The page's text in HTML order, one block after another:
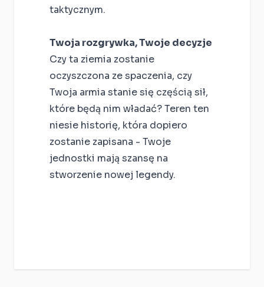
taktycznym.
Twoja rozgrywka, Twoje decyzje
Czy ta ziemia zostanie
oczyszczona ze spaczenia, czy
Twoja armia stanie się częścią sił,
które będą nim władać? Teren ten
niesie historię, która dopiero
zostanie zapisana - Twoje
jednostki mają szansę na
stworzenie nowej legendy.